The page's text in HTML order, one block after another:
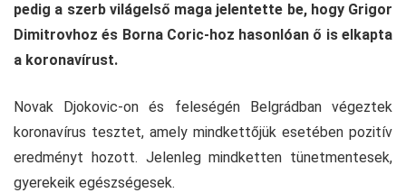
pedig a szerb világelső maga jelentette be, hogy Grigor
Dimitrovhoz és Borna Coric-hoz hasonlóan ő is elkapta
a koronavírust.
Novak Djokovic-on és feleségén Belgrádban végeztek
koronavírus tesztet, amely mindkettőjük esetében pozitív
eredményt hozott. Jelenleg mindketten tünetmentesek,
gyerekeik egészségesek.